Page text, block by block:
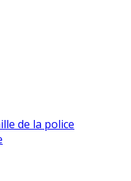
de la police